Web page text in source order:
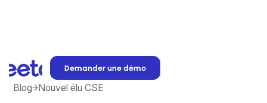
Demander une démo
Blog Nouvel élu CSE